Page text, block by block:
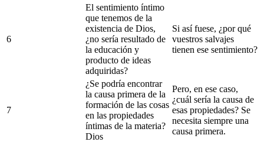
6
El sentimiento íntimo
que tenemos de la
existencia de Dios,
¿no sería resultado de
la educación y
producto de ideas
adquiridas?
Si así fuese, ¿por qué
vuestros salvajes
tienen ese sentimiento?
7
¿Se podría encontrar
la causa primera de la
formación de las cosas
en las propiedades
íntimas de la materia?
Dios
Pero, en ese caso,
¿cuál sería la causa de
esas propiedades? Se
necesita siempre una
causa primera.